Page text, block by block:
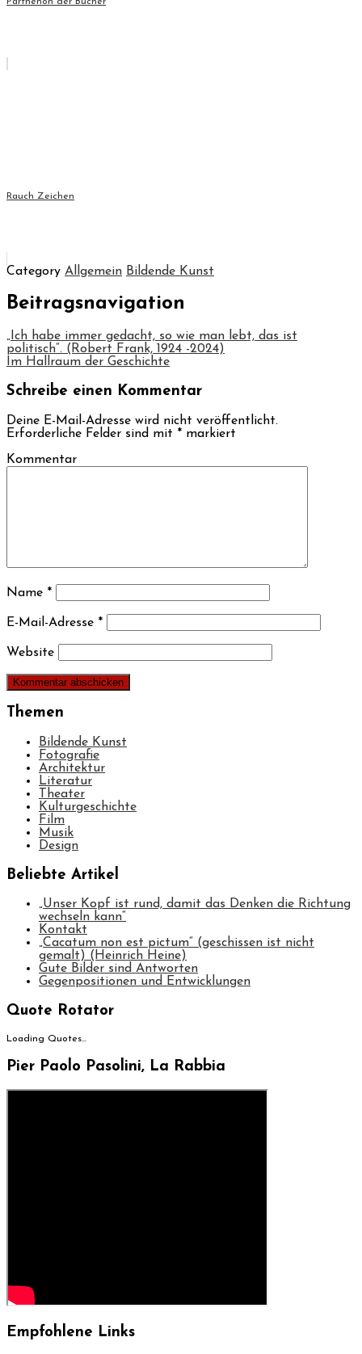
Rauch Zeichen
Category Allgemein Bildende Kunst
Beitragsnavigation
„Ich habe immer gedacht, so wie man lebt, das ist
politisch“. (Robert Frank, 1924 -2024)
Im Hallraum der Geschichte
Schreibe einen Kommentar
Deine E-Mail-Adresse wird nicht veröffentlicht.
Erforderliche Felder sind mit * markiert
Kommentar
Name *
E-Mail-Adresse *
Website
Themen
Bildende Kunst
Fotografie
Architektur
Literatur
Theater
Kulturgeschichte
Film
Musik
Design
Beliebte Artikel
„Unser Kopf ist rund, damit das Denken die Richtung
wechseln kann“
Kontakt
„Cacatum non est pictum“ (geschissen ist nicht
gemalt) (Heinrich Heine)
Gute Bilder sind Antworten
Gegenpositionen und Entwicklungen
Quote Rotator
Loading Quotes...
Pier Paolo Pasolini, La Rabbia
Empfohlene Links